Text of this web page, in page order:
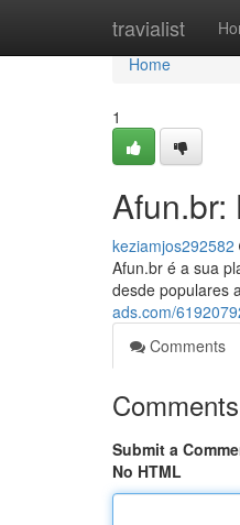
travialist
Home
Home
1
Afun.br:
keziamjos292582
Afun.br é a sua
desde populares
ads.com/
Comments
Comments
Submit a
No HTML